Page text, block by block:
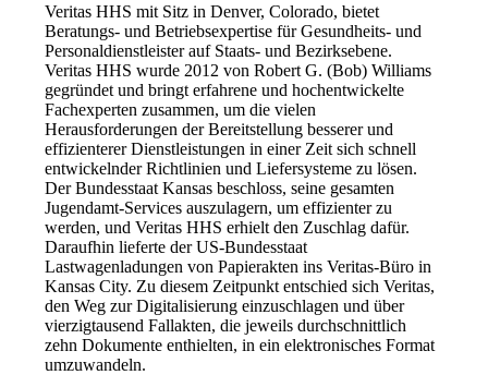
Veritas HHS mit Sitz in Denver, Colorado, bietet
Beratungs- und Betriebsexpertise für Gesundheits- und
Personaldienstleister auf Staats- und Bezirksebene.
Veritas HHS wurde 2012 von Robert G. (Bob) Williams
gegründet und bringt erfahrene und hochentwickelte
Fachexperten zusammen, um die vielen
Herausforderungen der Bereitstellung besserer und
effizienterer Dienstleistungen in einer Zeit sich schnell
entwickelnder Richtlinien und Liefersysteme zu lösen.
Der Bundesstaat Kansas beschloss, seine gesamten
Jugendamt-Services auszulagern, um effizienter zu
werden, und Veritas HHS erhielt den Zuschlag dafür.
Daraufhin lieferte der US-Bundesstaat
Lastwagenladungen von Papierakten ins Veritas-Büro in
Kansas City. Zu diesem Zeitpunkt entschied sich Veritas,
den Weg zur Digitalisierung einzuschlagen und über
vierzigtausend Fallakten, die jeweils durchschnittlich
zehn Dokumente enthielten, in ein elektronisches Format
umzuwandeln.